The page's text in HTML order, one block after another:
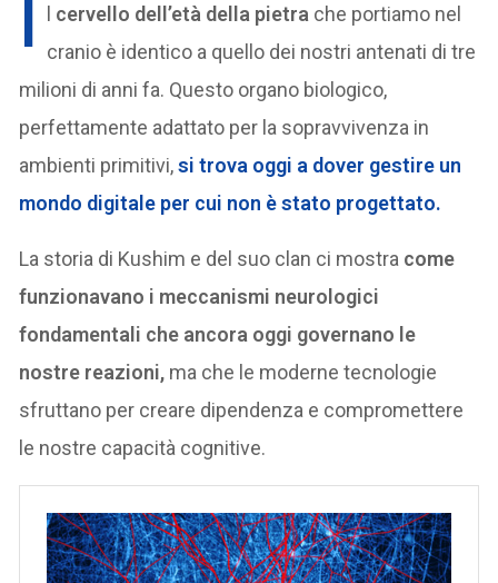
I l cervello dell’età della pietra che portiamo nel
cranio è identico a quello dei nostri antenati di tre
milioni di anni fa. Questo organo biologico,
perfettamente adattato per la sopravvivenza in
ambienti primitivi,si trova oggi a dover gestire un
mondo digitale per cui non è stato progettato.
La storia di Kushim e del suo clan ci mostra come
funzionavano i meccanismi neurologici
fondamentali che ancora oggi governano le
nostre reazioni, ma che le moderne tecnologie
sfruttano per creare dipendenza e compromettere
le nostre capacità cognitive.